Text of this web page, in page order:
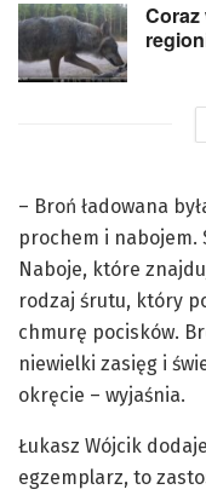
Coraz
– Broń ładowana
prochem i nabojem.
Naboje, które
rodzaj śrutu, który
chmurę pocisków.
niewielki zasięg i
okręcie – wyjaśnia.
Łukasz Wójcik
egzemplarz, to